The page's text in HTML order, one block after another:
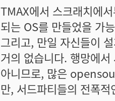
TMAX에서 스크래치에
되는 OS를 만들었을 가
그리고, 만일 자신들이
거의 없습니다. 행망에
아니므로, 많은
만, 서드파티들의 전폭